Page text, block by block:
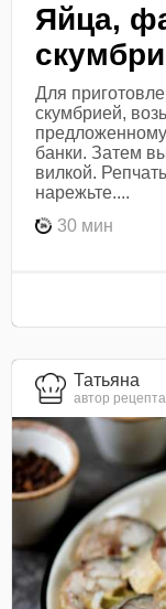
Яйца,
Для
скумбрией,
банки. Затем
вилкой.
нарежьте....
30 мин
Татьяна
автор рецепта